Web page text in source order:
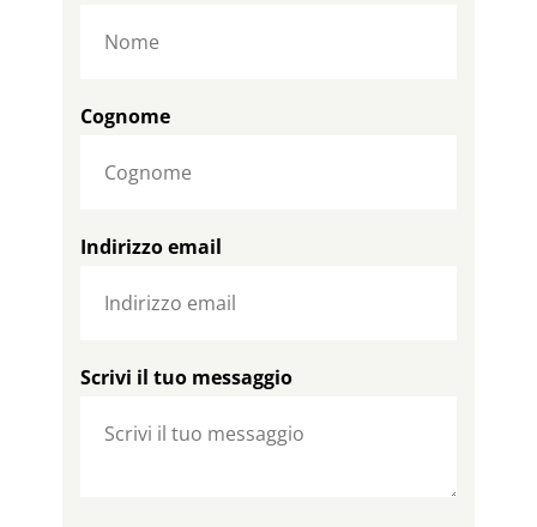
Cognome
Indirizzo email
Scrivi il tuo messaggio